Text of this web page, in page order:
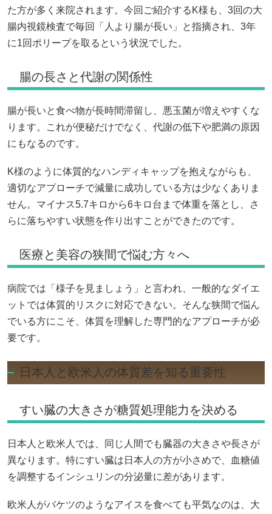
た方が多く来院されます。今回ご紹介するK様も、3回の大
腸内視鏡検査で毎回「人より腸が長い」と指摘され、3年
に1回ポリープを取るという状況でした。
腸の長さと代謝の関係性
腸が長いと食べ物が長時間滞留し、悪玉菌が増えやすくな
ります。これが便秘だけでなく、代謝の低下や肥満の原因
にもなるのです。
K様のように体質的なハンディキャップを抱えながらも、
適切なアプローチで減量に成功している方は少なくありま
せん。マイナス5.7キロから6キロ台まで体重を落とし、さ
らに落ちやすい状態を作り出すことができたのです。
医療と美容の狭間で悩む方々へ
病院では「様子を見ましょう」と言われ、一般的なダイエ
ットでは体質的リスクに対応できない。そんな狭間で悩ん
でいる方にこそ、体質を理解した専門的なアプローチが必
要です。
日本人と欧米人の体質差を知る重要性
すい臓の大きさが糖質処理能力を決める
日本人と欧米人では、同じ人間でも臓器の大きさや長さが
異なります。特にすい臓は日本人の方が小さめで、血糖値
を調整するインシュリンの分泌量に差があります。
欧米人がバケツのようなアイスを食べても平気なのは、大